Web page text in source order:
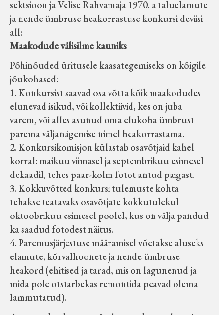
sektsioon ja Velise Rahvamaja 1970. a taluelamute
ja nende ümbruse heakorrastuse konkursi deviisi
all:
Maakodude välisilme kauniks
Põhinõuded üritusele kaasategemiseks on kõigile
jõukohased:
1. Konkursist saavad osa võtta kõik maakodudes
elunevad isikud, või kollektiivid, kes on juba
varem, või alles asunud oma elukoha ümbrust
parema väljanägemise nimel heakorrastama.
2. Konkursikomisjon külastab osavõtjaid kahel
korral: maikuu viimasel ja septembrikuu esimesel
dekaadil, tehes paar-kolm fotot antud paigast.
3. Kokkuvõtted konkursi tulemuste kohta
tehakse teatavaks osavõtjate kokkutulekul
oktoobrikuu esimesel poolel, kus on välja pandud
ka saadud fotodest näitus.
4. Paremusjärjestuse määramisel võetakse aluseks
elamute, kõrvalhoonete ja nende ümbruse
heakord (ehitised ja tarad, mis on lagunenud ja
mida pole otstarbekas remontida peavad olema
lammutatud).